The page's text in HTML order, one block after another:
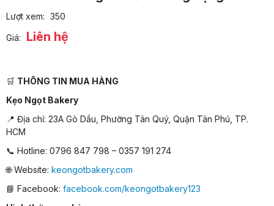
Lượt xem: 350
Giá: Liên hệ
🛒 THÔNG TIN MUA HÀNG
Kẹo Ngọt Bakery
📍 Địa chỉ: 23A Gò Dầu, Phường Tân Quý, Quận Tân Phú, TP.
HCM
📞 Hotline: 0796 847 798 – 0357 191 274
🌐 Website: keongotbakery.com
📘 Facebook: facebook.com/keongotbakery123